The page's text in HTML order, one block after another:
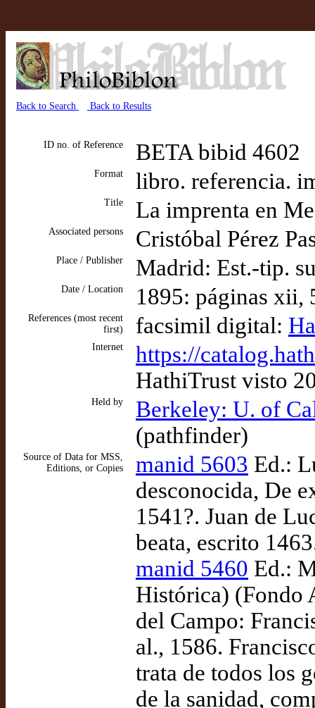
Back to Search Back to Results
ID no. of Reference BETA bibid 4602
Format libro. referencia.
Title La imprenta en
Associated persons Cristóbal Pérez
Place / Publisher Madrid: Est.-tip.
Date / Location 1895: páginas xii,
References (most recent
first)
facsimil digital:
Internet
https://
HathiTrust visto
Held by
Berkeley: U. of
(pathfinder)
Source of Data for MSS,
Editions, or Copies
manid 5603 Ed.:
desconocida, De
1541?. Juan de
beata, escrito
manid 5460 Ed.:
Histórica) (Fondo
del Campo:
al., 1586.
trata de todos los
de la sanidad,